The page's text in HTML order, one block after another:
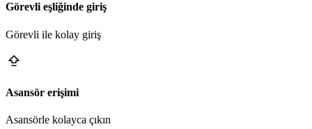
Görevli eşliğinde giriş
Görevli ile kolay giriş
Asansör erişimi
Asansörle kolayca çıkın